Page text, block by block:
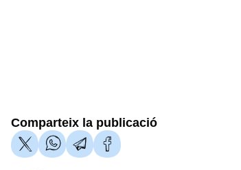
Comparteix la publicació